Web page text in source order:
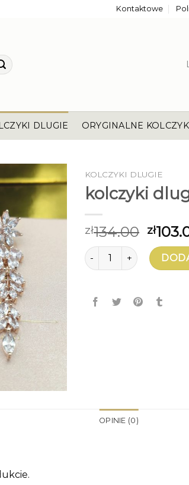
Kontaktowe
DLUGIE ORYGINALNE
KOLCZYKI DLUGIE
kolczyki
zł134.00 zł
ilość kolczyki dlugie
OPINIE (0)